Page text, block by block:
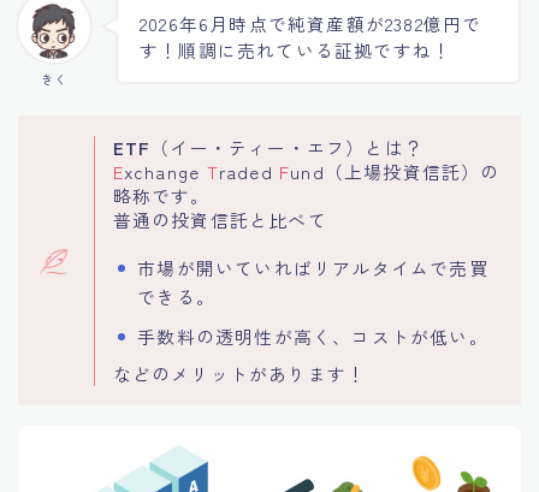
きく
2026年6月時点で純資産額が2382億円で
す！順調に売れている証拠ですね！
ETF （イー・ティー・エフ）とは？
Exchange Traded Fund（上場投資信託）の
略称です。
普通の投資信託と比べて
市場が開いていればリアルタイムで売買
できる。
手数料の透明性が高く、コストが低い。
などのメリットがあります！